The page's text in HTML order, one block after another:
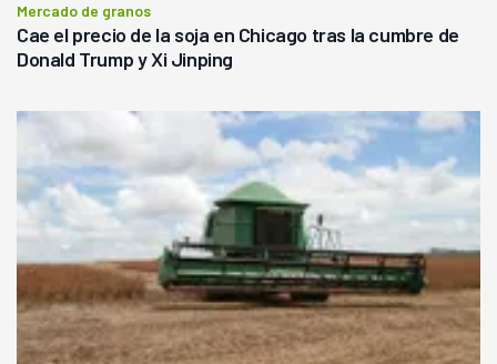
Mercado de granos
Cae el precio de la soja en Chicago tras la cumbre de
Donald Trump y Xi Jinping